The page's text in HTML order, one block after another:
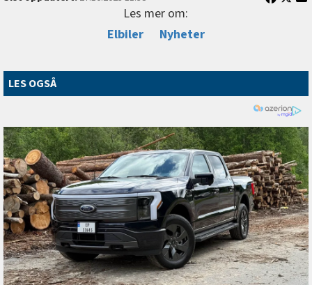
Les mer om:
Elbiler
Nyheter
LES OGSÅ